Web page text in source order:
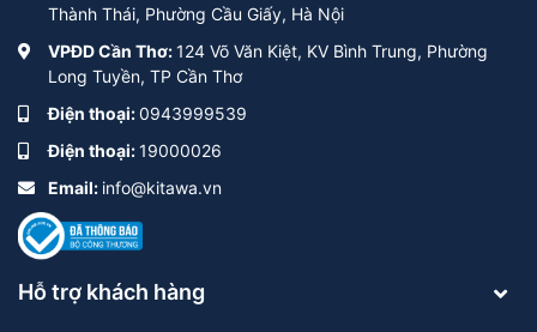
Thành Thái, Phường Cầu Giấy, Hà Nội
VPĐD Cần Thơ:124 Võ Văn Kiệt, KV Bình Trung, Phường
Long Tuyền, TP Cần Thơ
Điện thoại:0943999539
Điện thoại:19000026
Email: info@kitawa.vn
Hỗ trợ khách hàng